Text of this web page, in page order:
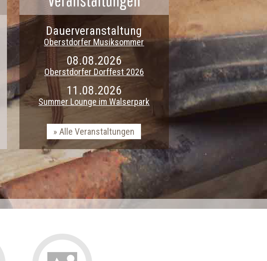
Dauerveranstaltung
Oberstdorfer Musiksommer
08.08.2026
Oberstdorfer Dorffest 2026
11.08.2026
Summer Lounge im Walserpark
Alle Veranstaltungen